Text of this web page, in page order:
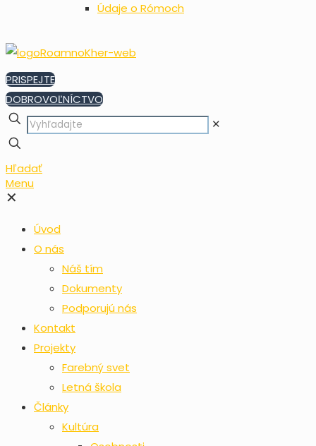
Údaje o Rómoch
PRISPEJTE
DOBROVOĽNÍCTVO
✕
Hľadať
Menu
✕
Úvod
O nás
Náš tím
Dokumenty
Podporujú nás
Kontakt
Projekty
Farebný svet
Letná škola
Články
Kultúra